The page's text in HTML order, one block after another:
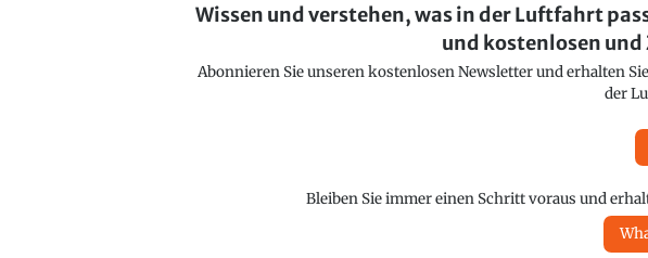
Wissen und verstehen, was in der Luftfahrt
und kostenlosen und
Abonnieren Sie unseren kostenlosen Newsletter und erhalten
der
Bleiben Sie immer einen Schritt voraus und